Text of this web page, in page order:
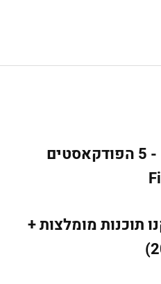
פודקאסטים מומלצים - 5 הפודקאסטים
תוכנות מומלצות +